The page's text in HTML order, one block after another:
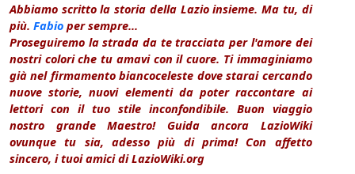
Abbiamo scritto la storia della Lazio insieme. Ma tu, di
più. Fabio per sempre...
Proseguiremo la strada da te tracciata per l'amore dei
nostri colori che tu amavi con il cuore. Ti immaginiamo
già nel firmamento biancoceleste dove starai cercando
nuove storie, nuovi elementi da poter raccontare ai
lettori con il tuo stile inconfondibile. Buon viaggio
nostro grande Maestro! Guida ancora LazioWiki
ovunque tu sia, adesso più di prima! Con affetto
sincero, i tuoi amici di LazioWiki.org